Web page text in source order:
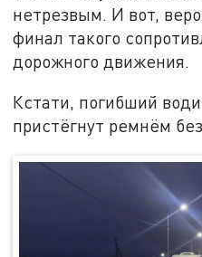
нетрезвым. И вот,
финал такого
дорожного движения.
Кстати, погибший
пристёгнут ремнём